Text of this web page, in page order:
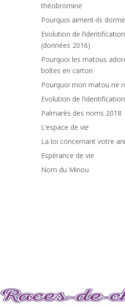
théobromine
Pourquoi aiment-ils
Evolution de
(données 2016)
Pourquoi les matous
boîtes en carton
Pourquoi mon matou ne
Evolution de
Palmarès des noms 2018
L’espace de vie
La loi concernant votre
Espérance de vie
Nom du Minou